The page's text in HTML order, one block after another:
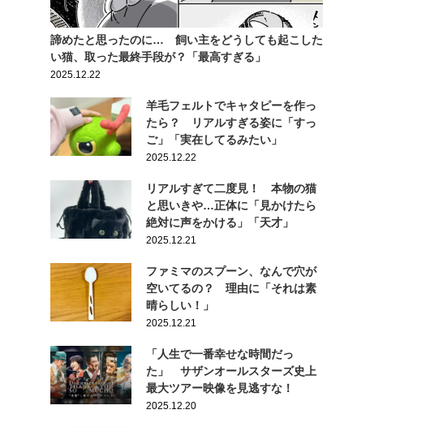
諦めたと思ったのに… 飼い主をどうしても起こした
い猫、取った最終手段が？「最高すぎる」
2025.12.22
羊毛フェルトでキャタピーを作っ
たら？ リアルすぎる姿に「すっ
ご」「実在してるみたい」
2025.12.22
リアルすぎて二度見！ 本物の猫
と思いきや…正体に「見かけたら
絶対に声をかける」「天才」
2025.12.21
ファミマのスプーン、なんで穴が
空いてるの？ 理由に「それは素
晴らしい！」
2025.12.21
「人生で一番幸せな時間だっ
た」 サザンオールスターズ史上
最大ツアー映像を見逃すな！
2025.12.20